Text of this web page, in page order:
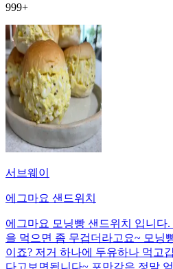
999+
서브웨이
에그마요 샌드위치
에그마요 모닝빵 샌드위치 입니다
을 먹으면 좀 무겁더라고요~ 모닝
이죠? 저거 하나에 두유하나 먹고
다고보면됩니다~ 포만감은 정말